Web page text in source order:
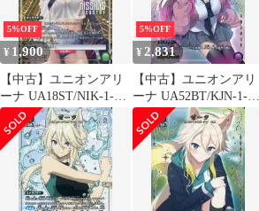
5%OFF
¥ 1,900
【中古】ユニオンアリ
ーナ UA18ST/NIK-1-
113[R★]：(キラ)センチ
5%OFF
¥ 2,831
【中古】ユニオンアリ
ーナ UA52BT/KJN-1-
057[U★]：(キラ)イー
タ